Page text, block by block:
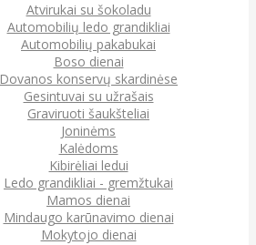
Atvirukai su šokoladu
Automobilių ledo grandikliai
Automobilių pakabukai
Boso dienai
Dovanos konservų skardinėse
Gesintuvai su užrašais
Graviruoti šaukšteliai
Joninėms
Kalėdoms
Kibirėliai ledui
Ledo grandikliai - gremžtukai
Mamos dienai
Mindaugo karūnavimo dienai
Mokytojo dienai